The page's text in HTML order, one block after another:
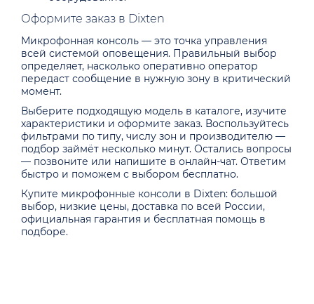
Оформите заказ в Dixten
Микрофонная консоль — это точка управления
всей системой оповещения. Правильный выбор
определяет, насколько оперативно оператор
передаст сообщение в нужную зону в критический
момент.
Выберите подходящую модель в каталоге, изучите
характеристики и оформите заказ. Воспользуйтесь
фильтрами по типу, числу зон и производителю —
подбор займёт несколько минут. Остались вопросы
— позвоните или напишите в онлайн-чат. Ответим
быстро и поможем с выбором бесплатно.
Купите микрофонные консоли в Dixten: большой
выбор, низкие цены, доставка по всей России,
официальная гарантия и бесплатная помощь в
подборе.